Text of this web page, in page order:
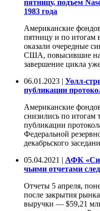
пятницу, подъем
1983 года
Американские
пятницу и по итогам
оказали очередные
США, повысившие
завершение цикла
06.01.2023 | Уолл-
публикации
Американские
снизились по итогам
публикации
Федеральной
декабрьского
05.04.2021 | АФК
чьими отчетами
Отчеты 5 апреля,
после закрытия
выручки — $59,21